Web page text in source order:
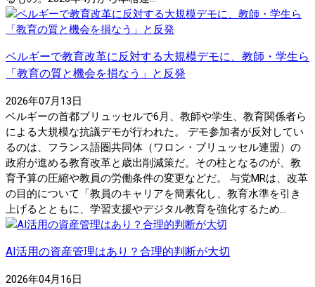
ベルギーで教育改革に反対する大規模デモに、教師・学生ら
「教育の質と機会を損なう」と反発
2026年07月13日
ベルギーの首都ブリュッセルで6月、教師や学生、教育関係者ら
による大規模な抗議デモが行われた。 デモ参加者が反対してい
るのは、フランス語圏共同体（ワロン・ブリュッセル連盟）の
政府が進める教育改革と歳出削減策だ。その柱となるのが、教
育予算の圧縮や教員の労働条件の変更などだ。 与党MRは、改革
の目的について「教員のキャリアを簡素化し、教育水準を引き
上げるとともに、学習支援やデジタル教育を強化するため...
AI活用の資産管理はあり？合理的判断が大切
2026年04月16日